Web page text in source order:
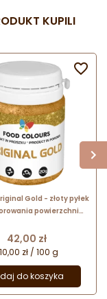
KUPILI
Gold - złoty pyłek
powierzchni
P-157 Food Colours
Cena
42,00 zł
zł / 100 g
do koszyka
